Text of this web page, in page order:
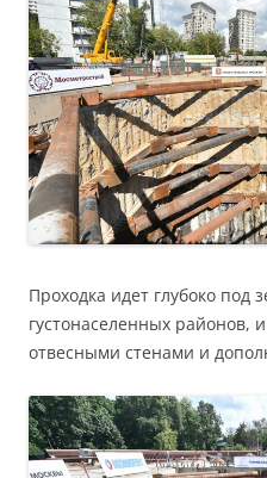
Проходка идет глубоко под
густонаселенных районов,
отвесными стенами и